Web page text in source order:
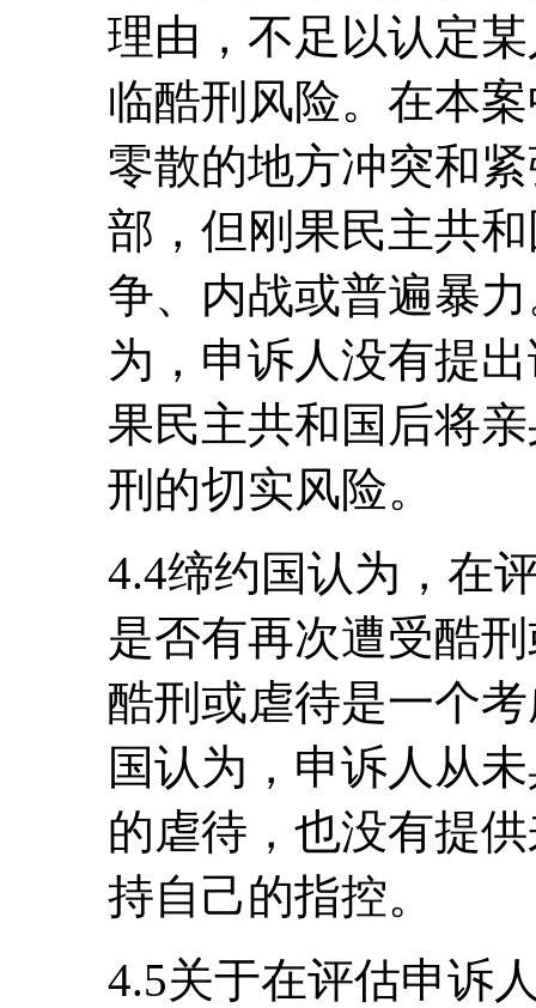
理由，不足以认定
临酷刑风险。在本
零散的地方冲突和
部，但刚果民主共
争、内战或普遍暴
为，申诉人没有提
果民主共和国后将
刑的切实风险。
4.4缔约国认为，在
是否有再次遭受酷
酷刑或虐待是一个
国认为，申诉人从
的虐待，也没有提
持自己的指控。
4.5关于在评估申诉